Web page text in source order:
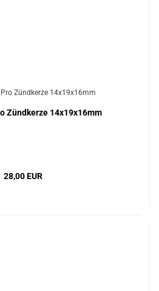
Zündkerze 14x19x16mm
28,00 EUR